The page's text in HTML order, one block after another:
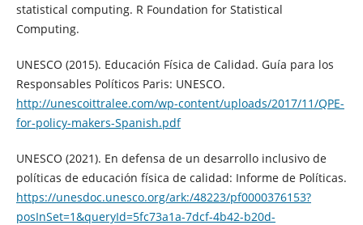
statistical computing. R Foundation for Statistical
Computing.
UNESCO (2015). Educación Física de Calidad. Guía para los
Responsables Políticos Paris: UNESCO.
http://unescoittralee.com/wp-content/uploads/2017/11/QPE-
for-policy-makers-Spanish.pdf
UNESCO (2021). En defensa de un desarrollo inclusivo de
políticas de educación física de calidad: Informe de Políticas.
https://unesdoc.unesco.org/ark:/48223/pf0000376153?
posInSet=1&queryId=5fc73a1a-7dcf-4b42-b20d-